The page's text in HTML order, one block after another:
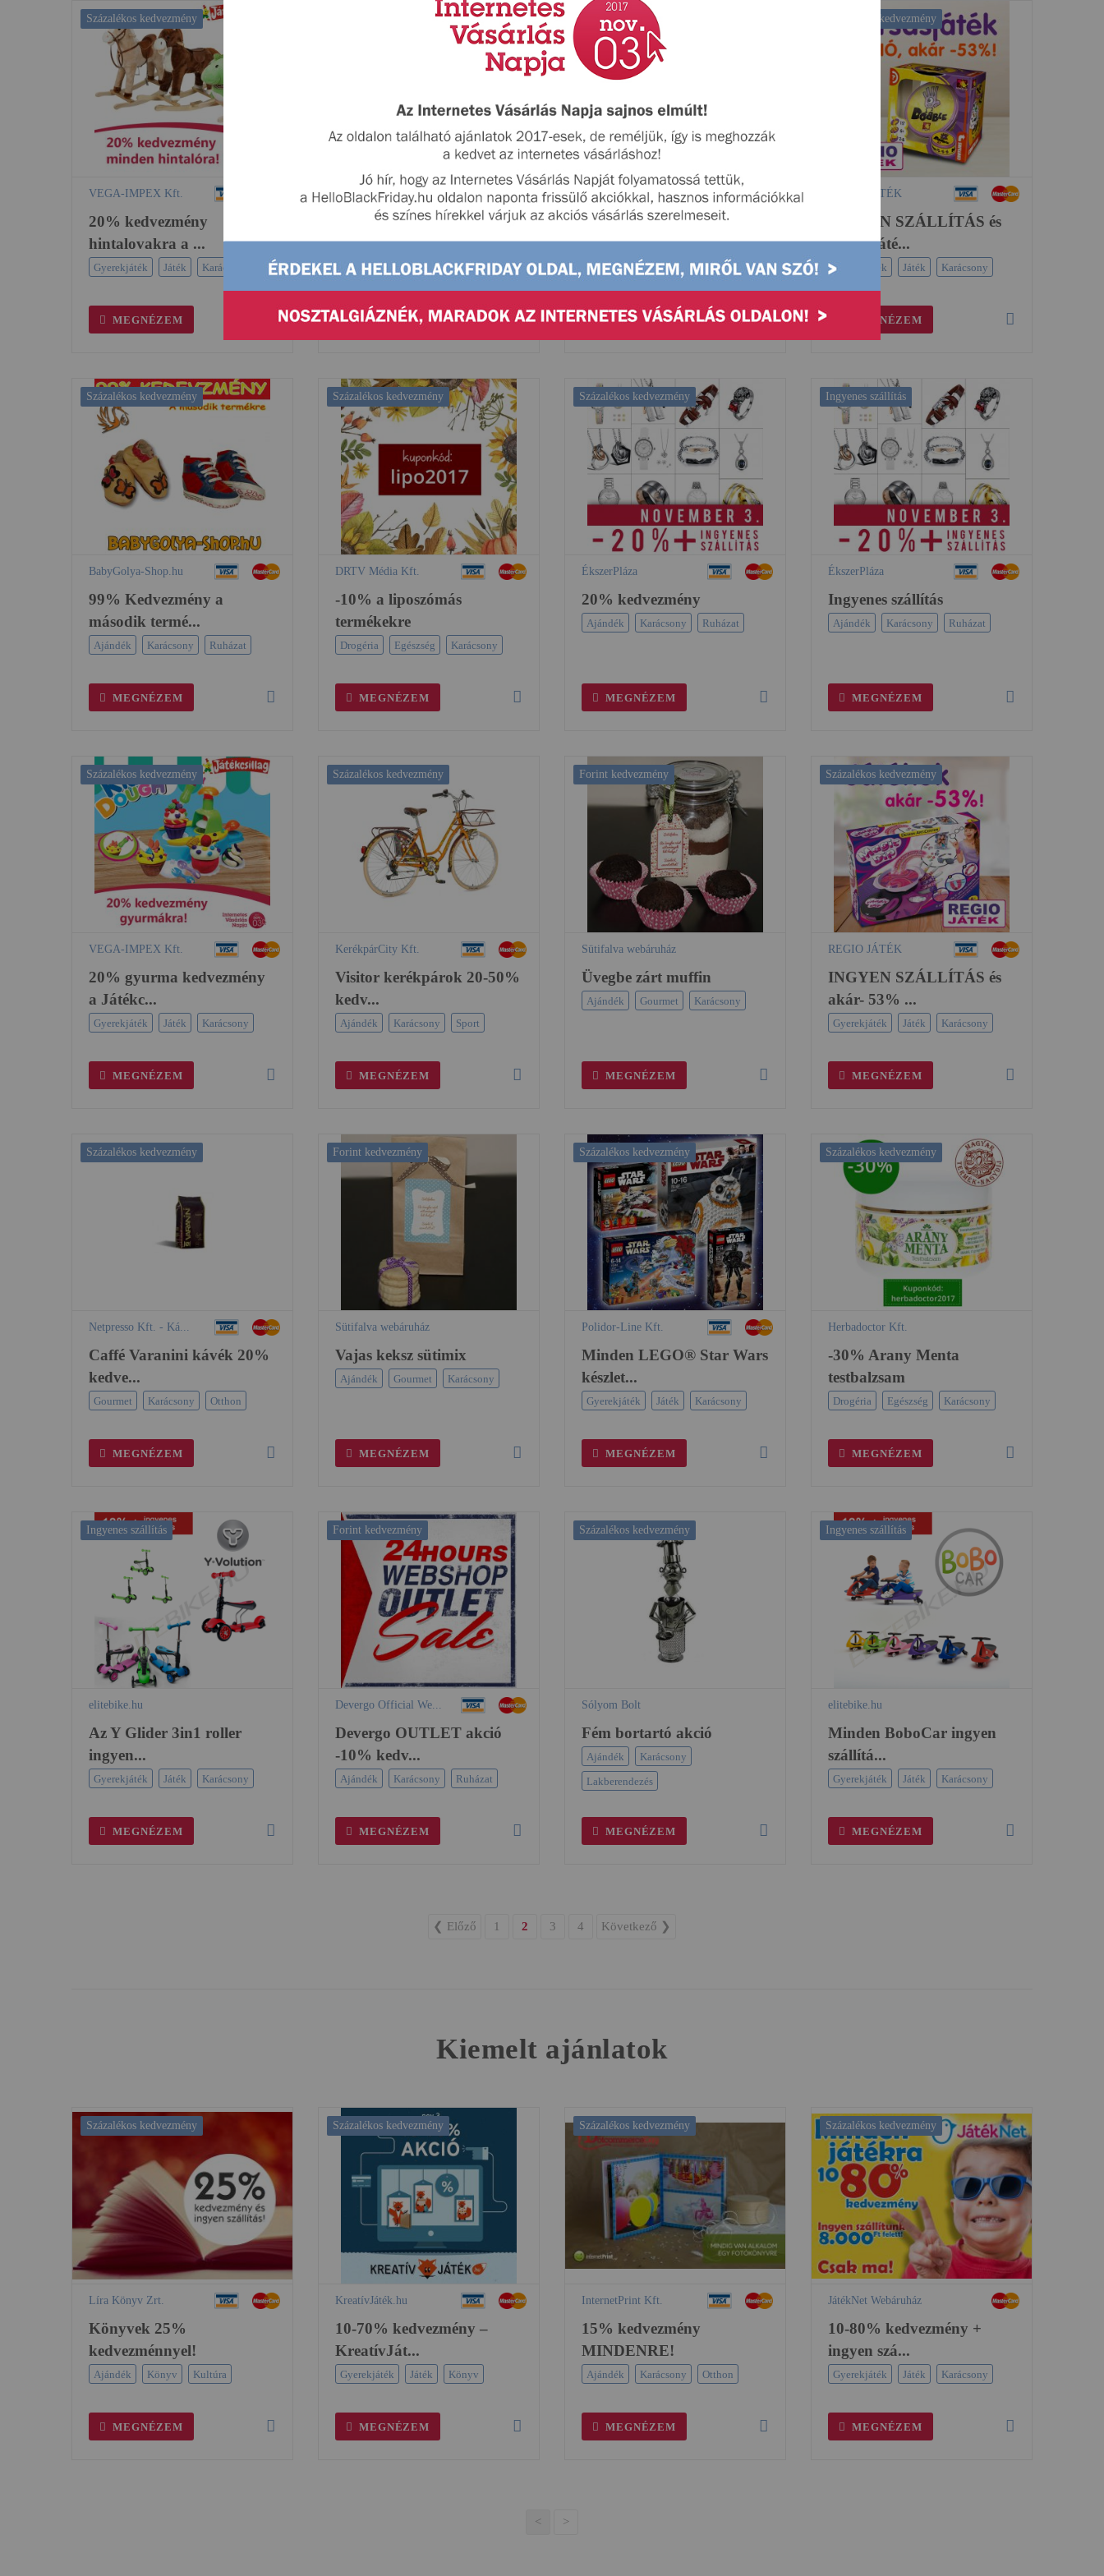
Százalékos kedvezmény
VEGA-IMPEX Kft.
20% kedvezmény
hintalovakra a ...
Gyerekjáték Játék Karácsony
MEGNÉZEM
Fritel
Ingyen szállítunk minden
fritő...
Gourmet Karácsony Otthon
MEGNÉZEM
Ingyenes szállítás
Polidor-Line Kft.
Ingyenes szállítás már 3000
Ft...
Gyerekjáték Játék Karácsony
MEGNÉZEM
Százalékos kedvezmény
REGIO JÁTÉK
INGYEN SZÁLLÍTÁS és
Társasjáté...
Gyerekjáték Játék Karácsony
MEGNÉZEM
Százalékos kedvezmény
BabyGolya-Shop.hu
99% Kedvezmény a
második termé...
Ajándék Karácsony Ruházat
MEGNÉZEM
Százalékos kedvezmény
DRTV Média Kft.
-10% a liposzómás
termékekre
Drogéria Egészség Karácsony
MEGNÉZEM
Százalékos kedvezmény
ÉkszerPláza
20% kedvezmény
Ajándék Karácsony Ruházat
MEGNÉZEM
Ingyenes szállítás
ÉkszerPláza
Ingyenes szállítás
Ajándék Karácsony Ruházat
MEGNÉZEM
Százalékos kedvezmény
VEGA-IMPEX Kft.
20% gyurma kedvezmény
a Játékc...
Gyerekjáték Játék Karácsony
MEGNÉZEM
Százalékos kedvezmény
KerékpárCity Kft.
Visitor kerékpárok 20-50%
kedv...
Ajándék Karácsony Sport
MEGNÉZEM
Forint kedvezmény
Sütifalva webáruház
Üvegbe zárt muffin
Ajándék Gourmet Karácsony
MEGNÉZEM
Százalékos kedvezmény
REGIO JÁTÉK
INGYEN SZÁLLÍTÁS és
akár- 53% ...
Gyerekjáték Játék Karácsony
MEGNÉZEM
Százalékos kedvezmény
Netpresso Kft. - Ká...
Caffé Varanini kávék 20%
kedve...
Gourmet Karácsony Otthon
MEGNÉZEM
Forint kedvezmény
Sütifalva webáruház
Vajas keksz sütimix
Ajándék Gourmet Karácsony
MEGNÉZEM
Százalékos kedvezmény
Polidor-Line Kft.
Minden LEGO® Star Wars
készlet...
Gyerekjáték Játék Karácsony
MEGNÉZEM
Százalékos kedvezmény
Herbadoctor Kft.
-30% Arany Menta
testbalzsam
Drogéria Egészség Karácsony
MEGNÉZEM
Ingyenes szállítás
elitebike.hu
Az Y Glider 3in1 roller
ingyen...
Gyerekjáték Játék Karácsony
MEGNÉZEM
Forint kedvezmény
Devergo Official We...
Devergo OUTLET akció
-10% kedv...
Ajándék Karácsony Ruházat
MEGNÉZEM
Százalékos kedvezmény
Sólyom Bolt
Fém bortartó akció
Ajándék
Karácsony
Lakberendezés
MEGNÉZEM
Ingyenes szállítás
elitebike.hu
Minden BoboCar ingyen
szállítá...
Gyerekjáték Játék Karácsony
MEGNÉZEM
❮ Előző 1 2 3 4 Következő ❯
Kiemelt ajánlatok
Százalékos kedvezmény
Líra Könyv Zrt.
Könyvek 25%
kedvezménnyel!
Ajándék Könyv Kultúra
MEGNÉZEM
Százalékos kedvezmény
KreatívJáték.hu
10-70% kedvezmény –
KreatívJát...
Gyerekjáték Játék Könyv
MEGNÉZEM
Százalékos kedvezmény
InternetPrint Kft.
15% kedvezmény
MINDENRE!
Ajándék Karácsony Otthon
MEGNÉZEM
Százalékos kedvezmény
JátékNet Webáruház
10-80% kedvezmény +
ingyen szá...
Gyerekjáték Játék Karácsony
MEGNÉZEM
< >